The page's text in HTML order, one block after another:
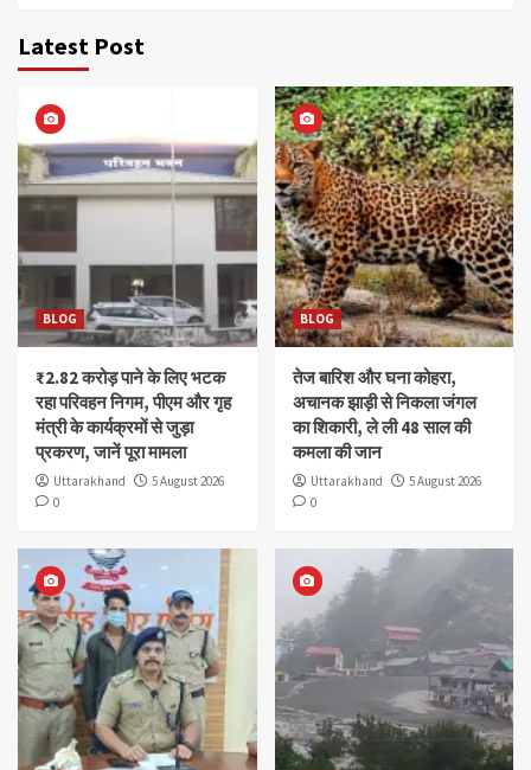
Latest Post
BLOG
₹2.82 करोड़ पाने के लिए भटक
रहा परिवहन निगम, पीएम और गृह
मंत्री के कार्यक्रमों से जुड़ा
प्रकरण, जानें पूरा मामला
Uttarakhand
5 August 2026
0
BLOG
तेज बारिश और घना कोहरा,
अचानक झाड़ी से निकला जंगल
का शिकारी, ले ली 48 साल की
कमला की जान
Uttarakhand
5 August 2026
0